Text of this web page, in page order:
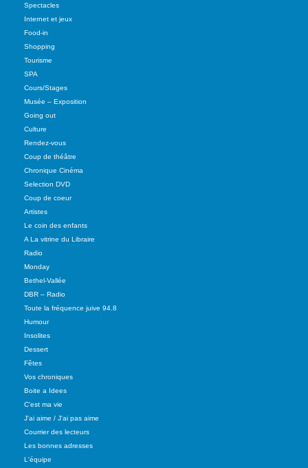
Spectacles
Internet et jeux
Food-in
Shopping
Tourisme
SPA
Cours/Stages
Musée – Exposition
Going out
Culture
Rendez-vous
Coup de théâtre
Chronique Cinéma
Selection DVD
Coup de coeur
Artistes
Le coin des enfants
A La vitrine du Libraire
Radio
Monday
Bethel-Vallée
DBR – Radio
Toute la fréquence juive 94.8
Humour
Insolites
Dessert
Fêtes
Vos chroniques
Boite a Idees
C'est ma vie
J'ai aime / J'ai pas aime
Courrier des lecteurs
Les bonnes adresses
L'équipe